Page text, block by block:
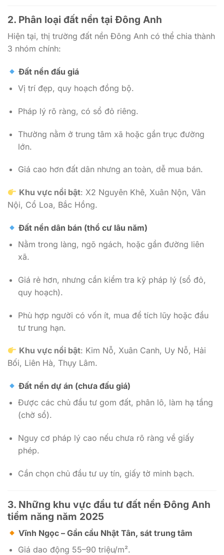
2. Phân loại đất nền tại Đông Anh
Hiện tại, thị trường đất nền Đông Anh có thể chia thành
3 nhóm chính:
Đất nền đấu giá
Vị trí đẹp, quy hoạch đồng bộ.
Pháp lý rõ ràng, có sổ đỏ riêng.
Thường nằm ở trung tâm xã hoặc gần trục đường
lớn.
Giá cao hơn đất dân nhưng an toàn, dễ mua bán.
Khu vực nổi bật: X2 Nguyên Khê, Xuân Nộn, Vân
Nội, Cổ Loa, Bắc Hồng.
Đất nền dân bán (thổ cư lâu năm)
Nằm trong làng, ngõ ngách, hoặc gần đường liên
xã.
Giá rẻ hơn, nhưng cần kiểm tra kỹ pháp lý (sổ đỏ,
quy hoạch).
Phù hợp người có vốn ít, mua để tích lũy hoặc đầu
tư trung hạn.
Khu vực nổi bật: Kim Nỗ, Xuân Canh, Uy Nỗ, Hải
Bối, Liên Hà, Thụy Lâm.
Đất nền dự án (chưa đấu giá)
Được các chủ đầu tư gom đất, phân lô, làm hạ tầng
(chờ sổ).
Nguy cơ pháp lý cao nếu chưa rõ ràng về giấy
phép.
Cần chọn chủ đầu tư uy tín, giấy tờ minh bạch.
3. Những khu vực đầu tư đất nền Đông Anh
tiềm năng năm 2025
Vĩnh Ngọc – Gần cầu Nhật Tân, sát trung tâm
Giá dao động 55–90 triệu/m².